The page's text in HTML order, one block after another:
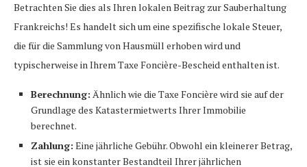
Betrachten Sie dies als Ihren lokalen Beitrag zur Sauberhaltung
Frankreichs! Es handelt sich um eine spezifische lokale Steuer,
die für die Sammlung von Hausmüll erhoben wird und
typischerweise in Ihrem Taxe Foncière-Bescheid enthalten ist.
Berechnung: Ähnlich wie die Taxe Foncière wird sie auf der
Grundlage des Katastermietwerts Ihrer Immobilie
berechnet.
Zahlung: Eine jährliche Gebühr. Obwohl ein kleinerer Betrag,
ist sie ein konstanter Bestandteil Ihrer jährlichen